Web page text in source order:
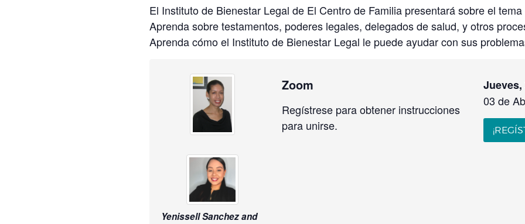
El Instituto de Bienestar Legal de El Centro de Familia presentará sobre el
Aprenda sobre testamentos, poderes legales, delegados de salud, y otros
Aprenda cómo el Instituto de Bienestar Legal le puede ayudar con sus
Yenissell Sanchez and
Zoom
Regístrese para obtener instrucciones
para unirse.
Jueves,
03 de